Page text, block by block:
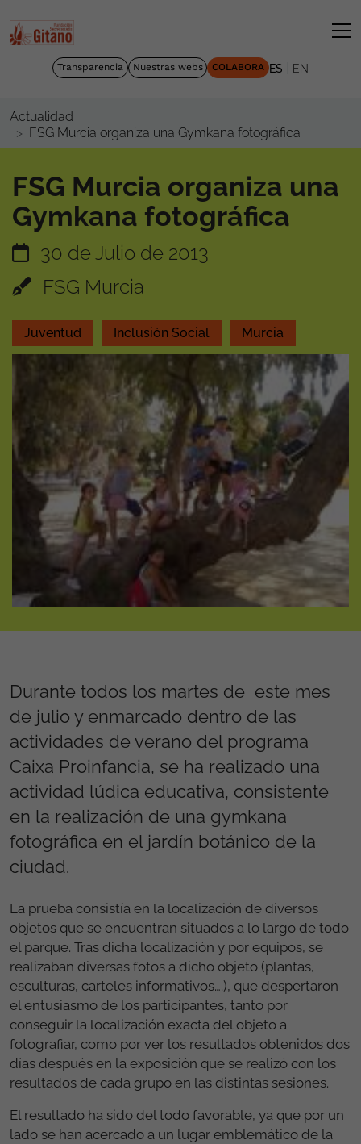
Transparencia Nuestras webs COLABORA ES EN
Actualidad
FSG Murcia organiza una Gymkana fotográfica
FSG Murcia organiza una
Gymkana fotográfica
30 de Julio de 2013
FSG Murcia
Juventud Inclusión Social Murcia
Durante todos los martes de este mes
de julio y enmarcado dentro de las
actividades de verano del programa
Caixa Proinfancia, se ha realizado una
actividad lúdica educativa, consistente
en la realización de una gymkana
fotográfica en el jardín botánico de la
ciudad.
La prueba consistía en la localización de diversos
objetos que se encuentran situados a lo largo de todo
el parque. Tras dicha localización y por equipos, se
realizaban diversas fotos a dicho objeto (plantas,
esculturas, carteles informativos….), que despertaron
el entusiasmo de los participantes, tanto por
conseguir la localización exacta del objeto a
fotografiar, como por ver los resultados obtenidos dos
días después en la exposición que se realizó con los
resultados de cada grupo en las distintas sesiones.
El resultado ha sido del todo favorable, ya que por un
lado se han acercado a un lugar emblemático de la